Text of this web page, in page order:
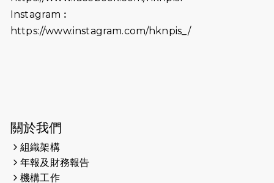
2026-06-11
猛龍長跑隊恆常練習 - 6月11日（19:00
2026-05-28
2026-05-22
Instagram︰
https://www.instagram.com/hknpis_/
關於我們
組織架構
年報及財務報告
機構工作